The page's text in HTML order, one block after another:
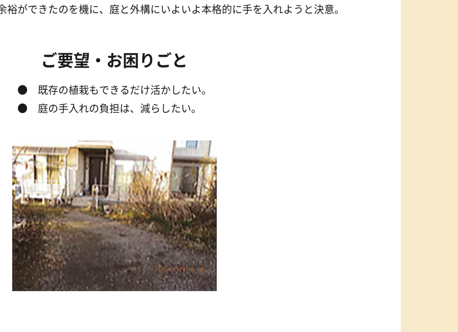
ができたのを機に、庭と外構にいよいよ本格的に手を入れようと決意。
ご要望・お困りごと
既存の植栽もできるだけ活かしたい。
庭の手入れの負担は、減らしたい。